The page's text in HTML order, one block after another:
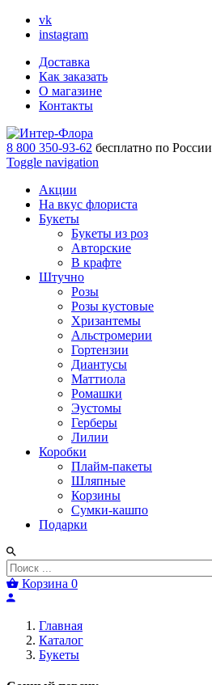
vk
instagram
Доставка
Как заказать
О магазине
Контакты
8 800 350-93-62 бесплатно по России
Toggle navigation
Акции
На вкус флориста
Букеты
Букеты из роз
Авторские
В крафте
Штучно
Розы
Розы кустовые
Хризантемы
Альстромерии
Гортензии
Диантусы
Маттиола
Ромашки
Эустомы
Герберы
Лилии
Коробки
Плайм-пакеты
Шляпные
Корзины
Сумки-кашпо
Подарки
Корзина 0
Главная
Каталог
Букеты